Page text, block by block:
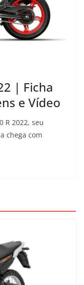
| Ficha
e Vídeo
R 2022, seu
chega com